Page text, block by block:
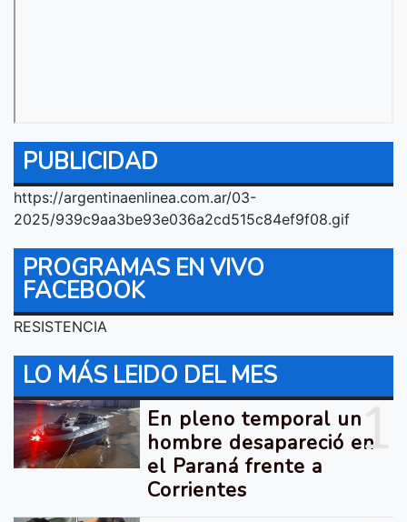
PUBLICIDAD
https://argentinaenlinea.com.ar/03-
2025/939c9aa3be93e036a2cd515c84ef9f08.gif
PROGRAMAS EN VIVO
FACEBOOK
RESISTENCIA
LO MÁS LEIDO DEL MES
1
En pleno temporal un
hombre desapareció en
el Paraná frente a
Corrientes